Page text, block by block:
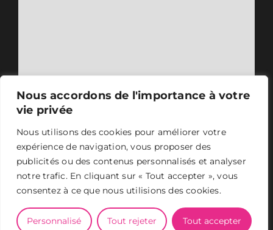
Nous accordons de l'importance à votre
vie privée
Nous utilisons des cookies pour améliorer votre
expérience de navigation, vous proposer des
publicités ou des contenus personnalisés et analyser
notre trafic. En cliquant sur « Tout accepter », vous
consentez à ce que nous utilisions des cookies.
Personnalisé Tout rejeter Tout accepter
ASER 2024 - Tous droits réservés - Mentions légales